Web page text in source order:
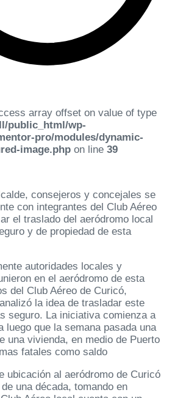
array offset on value of type
public_html/wp-
pro/modules/dynamic-
image.php on line 39
consejeros y concejales se
con integrantes del Club Aéreo
el traslado del aeródromo local
y de propiedad de esta
autoridades locales y
en el aeródromo de esta
del Club Aéreo de Curicó,
la idea de trasladar este
seguro. La iniciativa comienza a
luego que la semana pasada una
una vivienda, en medio de Puerto
fatales como saldo
ubicación al aeródromo de Curicó
una década, tomando en